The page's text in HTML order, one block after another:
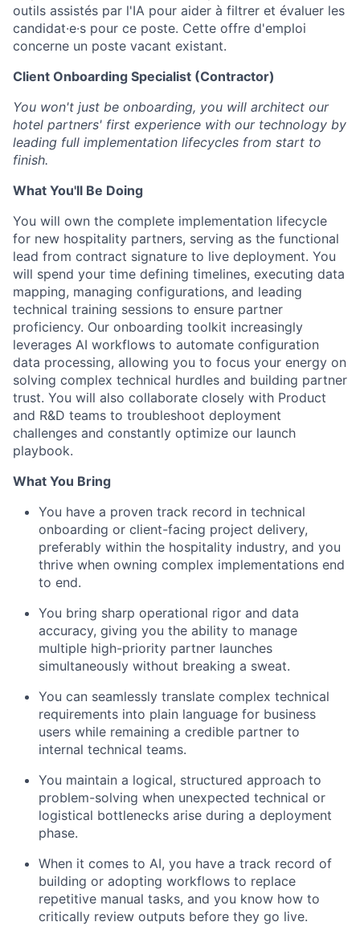
outils assistés par l'IA pour aider à filtrer et évaluer les
candidat·e·s pour ce poste. Cette offre d'emploi
concerne un poste vacant existant.
Client Onboarding Specialist (Contractor)
You won't just be onboarding, you will architect our
hotel partners' first experience with our technology by
leading full implementation lifecycles from start to
finish.
What You'll Be Doing
You will own the complete implementation lifecycle
for new hospitality partners, serving as the functional
lead from contract signature to live deployment. You
will spend your time defining timelines, executing data
mapping, managing configurations, and leading
technical training sessions to ensure partner
proficiency. Our onboarding toolkit increasingly
leverages AI workflows to automate configuration
data processing, allowing you to focus your energy on
solving complex technical hurdles and building partner
trust. You will also collaborate closely with Product
and R&D teams to troubleshoot deployment
challenges and constantly optimize our launch
playbook.
What You Bring
You have a proven track record in technical
onboarding or client-facing project delivery,
preferably within the hospitality industry, and you
thrive when owning complex implementations end
to end.
You bring sharp operational rigor and data
accuracy, giving you the ability to manage
multiple high-priority partner launches
simultaneously without breaking a sweat.
You can seamlessly translate complex technical
requirements into plain language for business
users while remaining a credible partner to
internal technical teams.
You maintain a logical, structured approach to
problem-solving when unexpected technical or
logistical bottlenecks arise during a deployment
phase.
When it comes to AI, you have a track record of
building or adopting workflows to replace
repetitive manual tasks, and you know how to
critically review outputs before they go live.